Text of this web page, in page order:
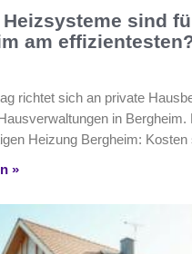
sind
am
richtet sich an private
in
Heizung Bergheim: Kosten
»